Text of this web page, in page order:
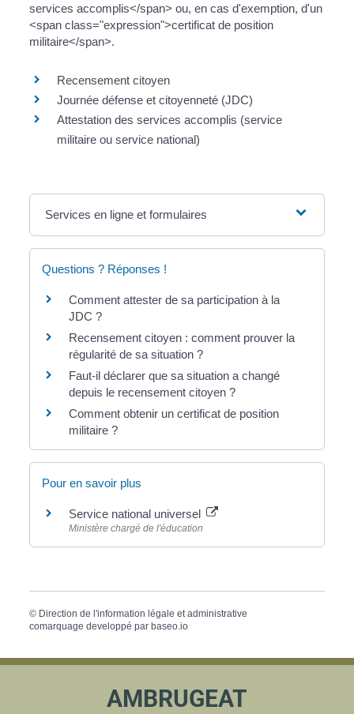
services accomplis</span> ou, en cas d'exemption, d'un
<span class="expression">certificat de position
militaire</span>.
Recensement citoyen
Journée défense et citoyenneté (JDC)
Attestation des services accomplis (service
militaire ou service national)
Services en ligne et formulaires
Questions ? Réponses !
Comment attester de sa participation à la
JDC ?
Recensement citoyen : comment prouver la
régularité de sa situation ?
Faut-il déclarer que sa situation a changé
depuis le recensement citoyen ?
Comment obtenir un certificat de position
militaire ?
Pour en savoir plus
Service national universel
Ministère chargé de l'éducation
© Direction de l'information légale et administrative
comarquage developpé parbaseo.io
AMBRUGEAT